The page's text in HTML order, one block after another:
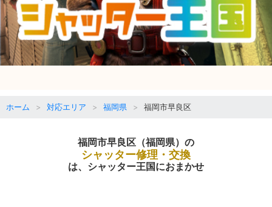
ホーム 対応エリア 福岡県 福岡市早良区
福岡市早良区（福岡県）の
シャッター修理・交換
は、シャッター王国におまかせ